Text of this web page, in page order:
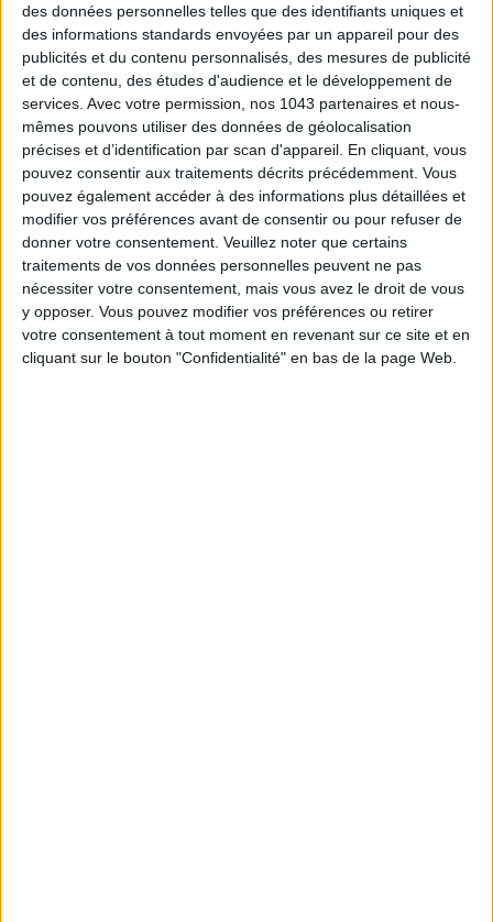
des données personnelles telles que des identifiants uniques et
des informations standards envoyées par un appareil pour des
publicités et du contenu personnalisés, des mesures de publicité
et de contenu, des études d'audience et le développement de
services. Avec votre permission, nos 1043 partenaires et nous-
mêmes pouvons utiliser des données de géolocalisation
précises et d’identification par scan d'appareil. En cliquant, vous
pouvez consentir aux traitements décrits précédemment. Vous
pouvez également accéder à des informations plus détaillées et
modifier vos préférences avant de consentir ou pour refuser de
donner votre consentement. Veuillez noter que certains
traitements de vos données personnelles peuvent ne pas
nécessiter votre consentement, mais vous avez le droit de vous
y opposer. Vous pouvez modifier vos préférences ou retirer
votre consentement à tout moment en revenant sur ce site et en
cliquant sur le bouton "Confidentialité" en bas de la page Web.
SPF 50 SUNSCREENS YOU'LL ACTUALLY WANT TO SLATHER ON
THE BEST HOTELS FOR A SPA AND GASTRONOMY WEEKEND